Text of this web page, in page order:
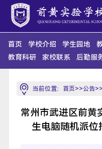
首页 学校介绍 学生园地
教育科研
家校联系 后勤服
当前位置： 首页>>公告
常州市武进区前黄
生电脑随机派位